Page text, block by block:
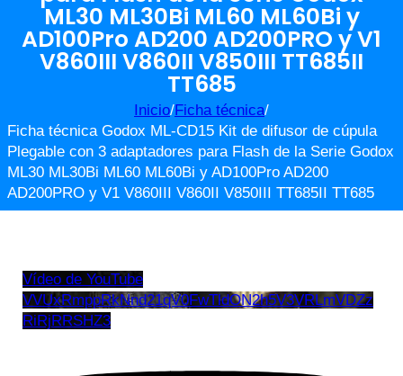
ML30 ML30Bi ML60 ML60Bi y
AD100Pro AD200 AD200PRO y V1
V860III V860II V850III TT685II
TT685
Inicio/Ficha técnica/
Ficha técnica Godox ML-CD15 Kit de difusor de cúpula
Plegable con 3 adaptadores para Flash de la Serie Godox
ML30 ML30Bi ML60 ML60Bi y AD100Pro AD200
AD200PRO y V1 V860III V860II V850III TT685II TT685
Vídeo de YouTube
VVUxRmppRkNnd21qV0FwTldON2h5V3VRLmVDZz
RiRjRRSHZ3